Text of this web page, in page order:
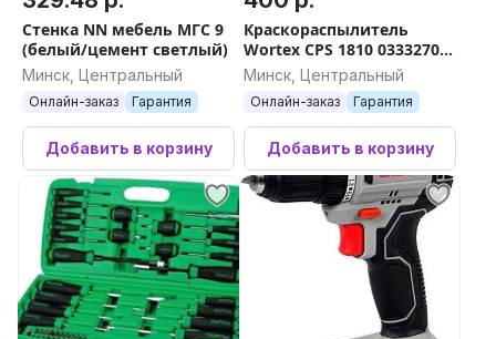
Стенка NN мебель МГС 9
(белый/цемент светлый)
Минск, Центральный
Онлайн-заказ Гарантия
Добавить в корзину
Краскораспылитель
Wortex CPS 1810 0333270
(с 1-им АКБ)
Минск, Центральный
Онлайн-заказ Гарантия
Добавить в корзину